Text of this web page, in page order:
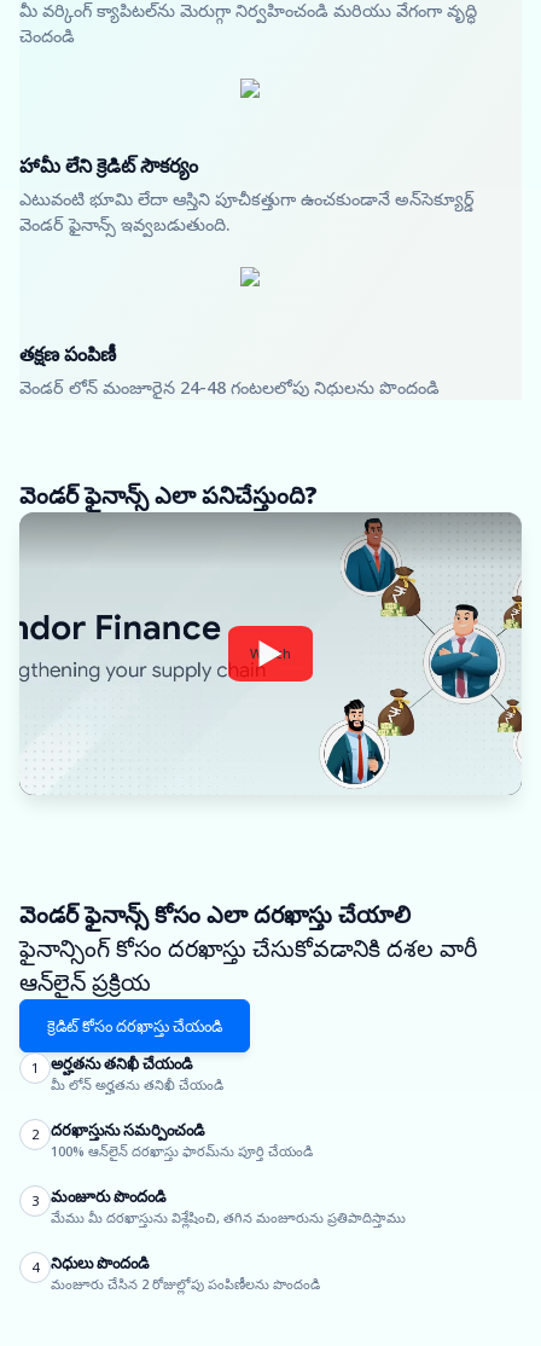
మీ వర్కింగ్ క్యాపిటల్‌ను మెరుగ్గా నిర్వహించండి మరియు వేగంగా వృద్ధి
చెందండి
హామీ లేని క్రెడిట్ సౌకర్యం
ఎటువంటి భూమి లేదా ఆస్తిని పూచీకత్తుగా ఉంచకుండానే అన్‌సెక్యూర్డ్
వెండర్ ఫైనాన్స్ ఇవ్వబడుతుంది.
తక్షణ పంపిణీ
వెండర్ లోన్ మంజూరైన 24-48 గంటలలోపు నిధులను పొందండి
వెండర్ ఫైనాన్స్ ఎలా పనిచేస్తుంది?
Watch
వెండర్ ఫైనాన్స్ కోసం ఎలా దరఖాస్తు చేయాలి
ఫైనాన్సింగ్ కోసం దరఖాస్తు చేసుకోవడానికి దశల వారీ
ఆన్‌లైన్ ప్రక్రియ
క్రెడిట్ కోసం దరఖాస్తు చేయండి
1 అర్హతను తనిఖీ చేయండి
మీ లోన్ అర్హతను తనిఖీ చేయండి
2 దరఖాస్తును సమర్పించండి
100% ఆన్‌లైన్ దరఖాస్తు ఫారమ్‌ను పూర్తి చేయండి
3 మంజూరు పొందండి
మేము మీ దరఖాస్తును విశ్లేషించి, తగిన మంజూరును ప్రతిపాదిస్తాము
4 నిధులు పొందండి
మంజూరు చేసిన 2 రోజుల్లోపు పంపిణీలను పొందండి